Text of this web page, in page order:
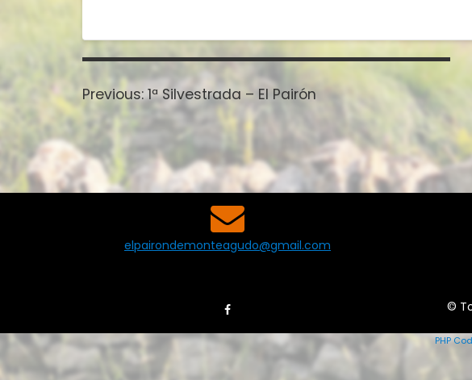
Navegación
de
entradas
Previous: Previous
post:
1ª Silvestrada – El Pairón
elpairondemonteagudo@gmail.com
©
PHP